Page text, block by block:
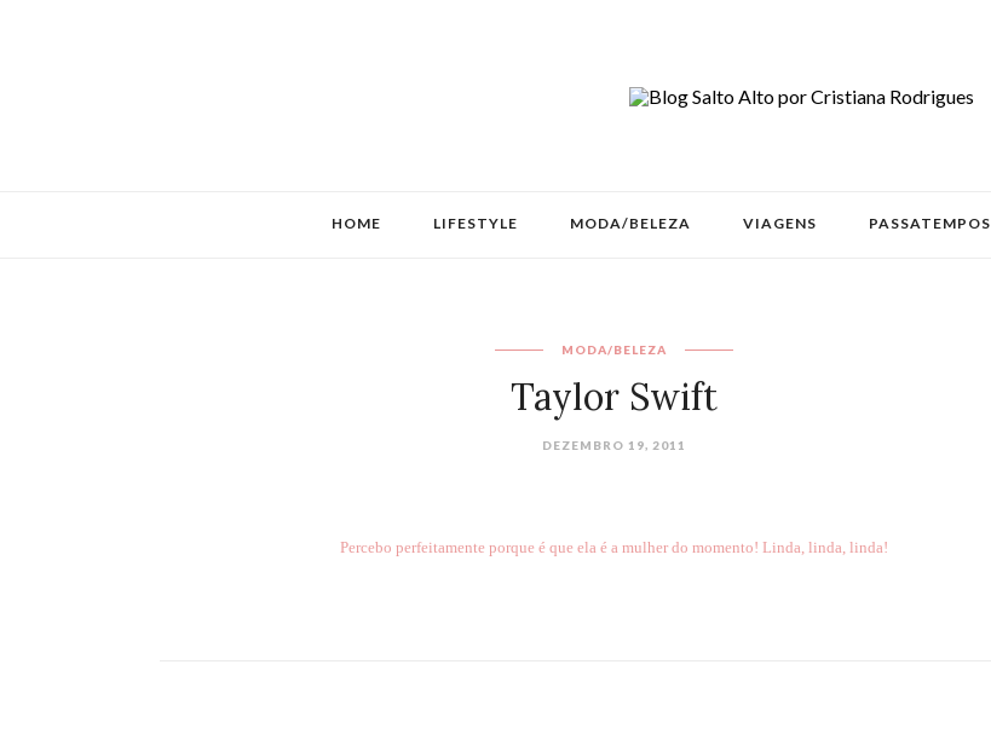
HOME LIFESTYLE MODA/BELEZA VIAGENS PASSATEMPOS
MODA/BELEZA
Taylor Swift
DEZEMBRO 19, 2011
Percebo perfeitamente porque é que ela é a mulher do momento! Linda, linda, linda!